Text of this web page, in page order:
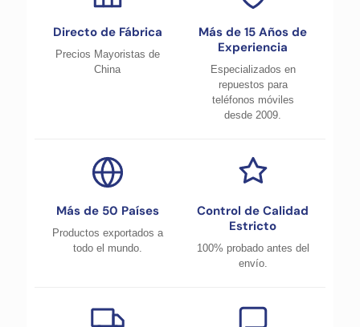
Directo de Fábrica
Precios Mayoristas de
China
Más de 15 Años de
Experiencia
Especializados en
repuestos para
teléfonos móviles
desde 2009.
Más de 50 Países
Productos exportados a
todo el mundo.
Control de Calidad
Estricto
100% probado antes del
envío.